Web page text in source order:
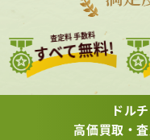
査定料 手数料
すべて無料!
ドル
高価買取・